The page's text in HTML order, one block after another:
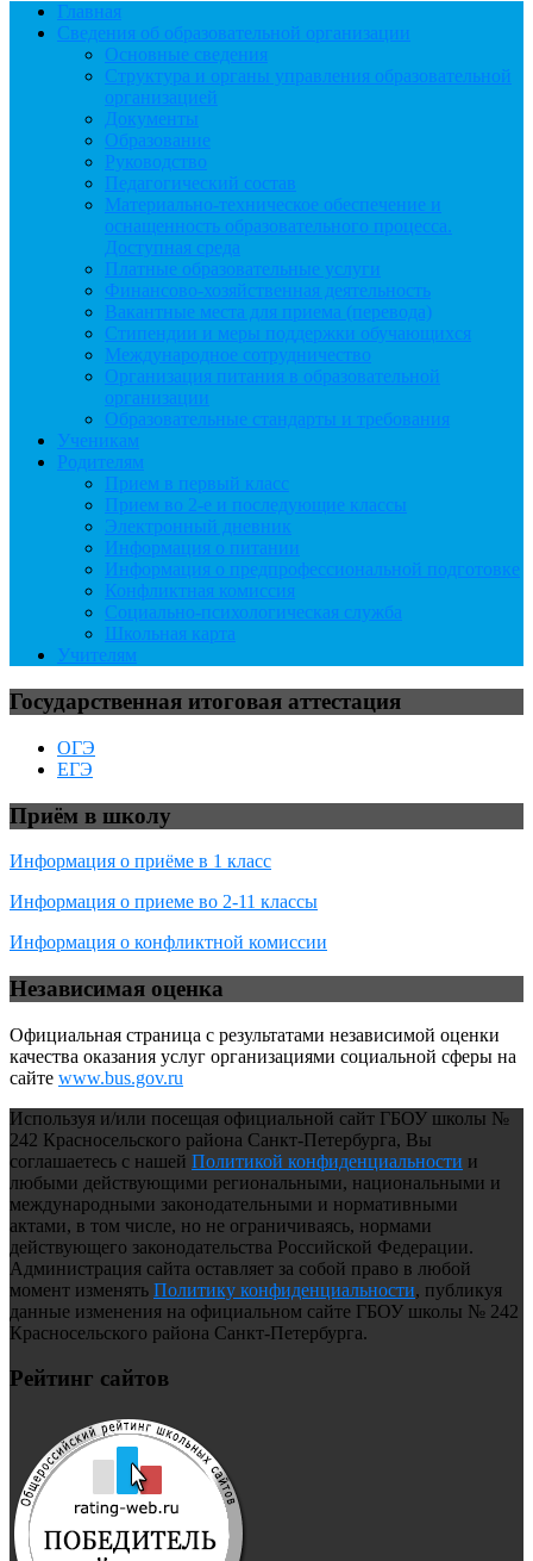
Главная
Сведения об образовательной организации
Основные сведения
Структура и органы управления образовательной
организацией
Документы
Образование
Руководство
Педагогический состав
Материально-техническое обеспечение и
оснащенность образовательного процесса.
Доступная среда
Платные образовательные услуги
Финансово-хозяйственная деятельность
Вакантные места для приема (перевода)
Стипендии и меры поддержки обучающихся
Международное сотрудничество
Организация питания в образовательной
организации
Образовательные стандарты и требования
Ученикам
Родителям
Прием в первый класс
Прием во 2-е и последующие классы
Электронный дневник
Информация о питании
Информация о предпрофессиональной подготовке
Конфликтная комиссия
Социально-психологическая служба
Школьная карта
Учителям
Государственная итоговая аттестация
ОГЭ
ЕГЭ
Приём в школу
Информация о приёме в 1 класс
Информация о приеме во 2-11 классы
Информация о конфликтной комиссии
Независимая оценка
Официальная страница с результатами независимой оценки
качества оказания услуг организациями социальной сферы на
сайте www.bus.gov.ru
Используя и/или посещая официальной сайт ГБОУ школы №
242 Красносельского района Санкт-Петербурга, Вы
соглашаетесь с нашей Политикой конфиденциальности и
любыми действующими региональными, национальными и
международными законодательными и нормативными
актами, в том числе, но не ограничиваясь, нормами
действующего законодательства Российской Федерации.
Администрация сайта оставляет за собой право в любой
момент изменять Политику конфиденциальности, публикуя
данные изменения на официальном сайте ГБОУ школы № 242
Красносельского района Санкт-Петербурга.
Рейтинг сайтов